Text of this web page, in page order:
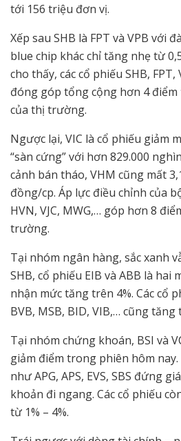
tới 156 triệu đơn vị.
Xếp sau SHB là FPT và VPB với
blue chip khác chỉ tăng nhẹ từ
cho thấy, các cổ phiếu SHB, FPT,
đóng góp tổng cộng hơn 4
của thị trường.
Ngược lại, VIC là cổ phiếu giảm
“sàn cứng” với hơn 829.000
cảnh bán tháo, VHM cũng mất
đồng/cp. Áp lực điều chỉnh của
HVN, VJC, MWG,… góp hơn 8
trường.
Tại nhóm ngân hàng, sắc xanh
SHB, cổ phiếu EIB và ABB là
nhận mức tăng trên 4%. Các cổ
BVB, MSB, BID, VIB,… cũng tăng
Tại nhóm chứng khoán, BSI và
giảm điểm trong phiên hôm
như APG, APS, EVS, SBS đứng
khoản đi ngang. Các cổ phiếu
từ 1% – 4%.